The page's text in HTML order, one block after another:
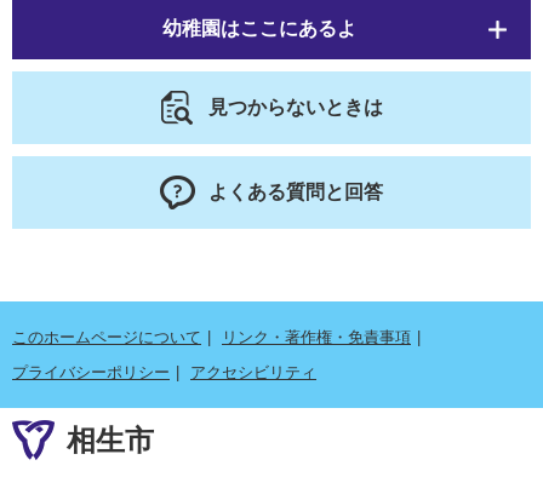
幼稚園はここにあるよ
見つからないときは
よくある質問と回答
このホームページについて
リンク・著作権・免責事項
プライバシーポリシー
アクセシビリティ
相生市